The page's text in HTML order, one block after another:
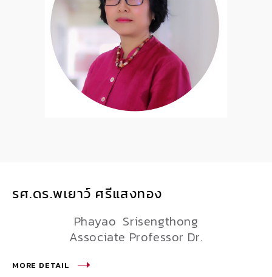
รศ.ดร.พเยาว์ ศรีแสงทอง
Phayao Srisengthong
Associate Professor Dr.
MORE DETAIL